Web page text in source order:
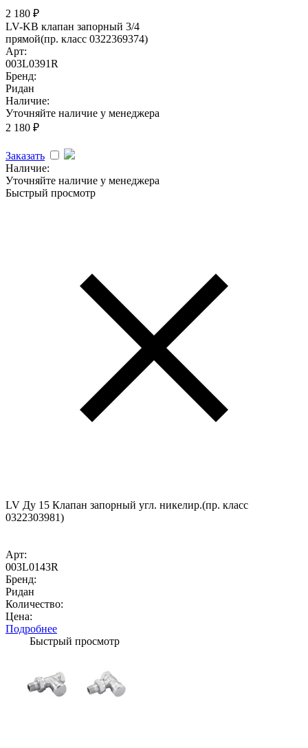
2 180 ₽
LV-KB клапан запорный 3/4
прямой(пр. класс 0322369374)
Арт:
003L0391R
Бренд:
Ридан
Наличие:
Уточняйте наличие у менеджера
2 180 ₽
Заказать
Наличие:
Уточняйте наличие у менеджера
Быстрый просмотр
LV Ду 15 Клапан запорный угл. никелир.(пр. класс
0322303981)
Арт:
003L0143R
Бренд:
Ридан
Количество:
Цена:
Подробнее
Быстрый просмотр